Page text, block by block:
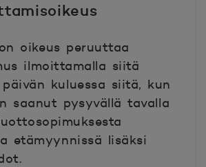
oikeus peruuttaa
ilmoittamalla siitä
kuluessa siitä, kun
saanut pysyvällä tavalla
etämyynnissä lisäksi